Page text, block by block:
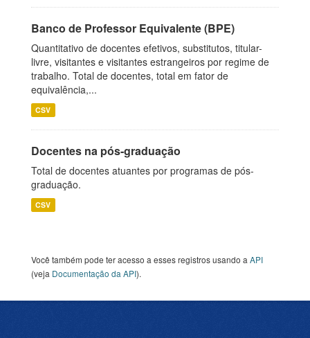
Banco de Professor Equivalente (BPE)
Quantitativo de docentes efetivos, substitutos, titular-
livre, visitantes e visitantes estrangeiros por regime de
trabalho. Total de docentes, total em fator de
equivalência,...
CSV
Docentes na pós-graduação
Total de docentes atuantes por programas de pós-
graduação.
CSV
Você também pode ter acesso a esses registros usando a API
(veja Documentação da API).